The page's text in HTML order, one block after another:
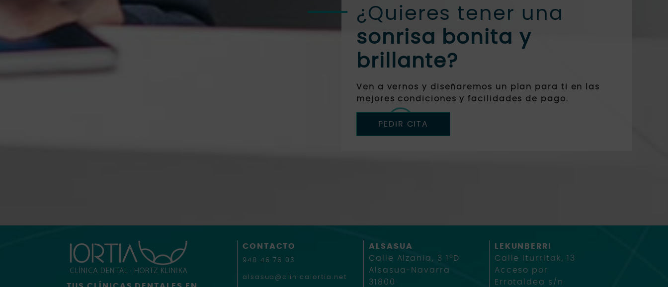
¿Quieres tener una
sonrisa bonita y
brillante?
Ven a vernos y diseñaremos un plan para ti en las
mejores condiciones y facilidades de pago.
PEDIR CITA
CONTACTO
948 46 76 03
alsasua@clinicaiortia.net
ALSASUA
Calle Alzania, 3 1ºD
Alsasua-Navarra
31800
LEKUNBERRI
Calle Iturritak, 13
Acceso por
Errotaldea s/n